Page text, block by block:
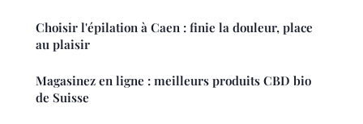
Choisir l'épilation à Caen : finie la douleur, place
au plaisir
Magasinez en ligne : meilleurs produits CBD bio
de Suisse